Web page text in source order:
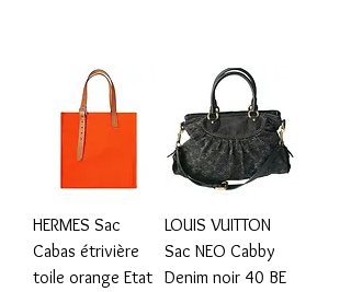
HERMES Sac
Cabas étrivière
toile orange Etat
LOUIS VUITTON
Sac NEO Cabby
Denim noir 40 BE